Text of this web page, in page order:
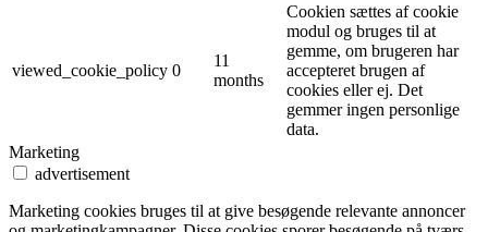
viewed_cookie_policy 0
11
months
Cookien sættes af cookie
modul og bruges til at
gemme, om brugeren har
accepteret brugen af ​​
cookies eller ej. Det
gemmer ingen personlige
data.
Marketing
advertisement
Marketing cookies bruges til at give besøgende relevante annoncer